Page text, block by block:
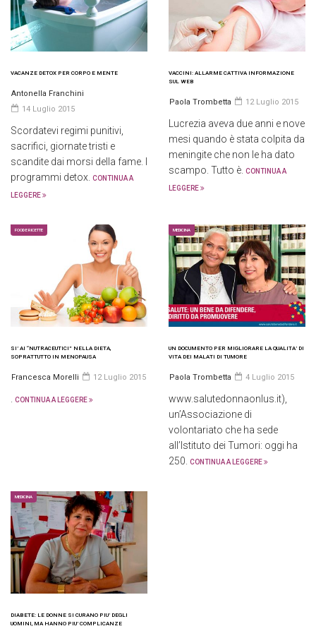
VACANZE DETOX PER CORPO E MENTE
Antonella Franchini
14 Luglio 2015
Scordatevi regimi punitivi,
sacrifici, giornate tristi e
scandite dai morsi della fame. I
programmi detox.
CONTINUA A
LEGGERE
VACCINI: ALLARME CATTIVA INFORMAZIONE
SUL WEB
Paola Trombetta 12 Luglio 2015
Lucrezia aveva due anni e nove
mesi quando è stata colpita da
meningite che non le ha dato
scampo. Tutto è. CONTINUA A
LEGGERE
FOOD E RICETTE
SI’ AI “NUTRACEUTICI” NELLA DIETA,
SOPRATTUTTO IN MENOPAUSA
Francesca Morelli 12 Luglio 2015
CONTINUA A LEGGERE
MEDICINA
UN DOCUMENTO PER MIGLIORARE LA QUALITA’ DI
VITA DEI MALATI DI TUMORE
Paola Trombetta 4 Luglio 2015
www.salutedonnaonlus.it),
un’Associazione di
volontariato che ha sede
all’Istituto dei Tumori: oggi ha
250.
CONTINUA A LEGGERE
MEDICINA
DIABETE: LE DONNE SI CURANO PIU’ DEGLI
UOMINI, MA HANNO PIU’ COMPLICANZE